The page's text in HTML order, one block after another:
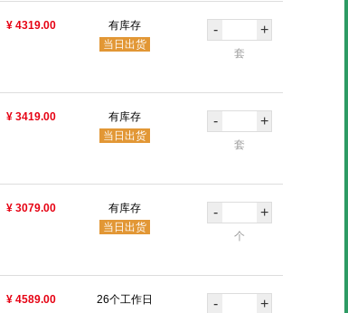
¥ 4319.00
有库存
当日出货
- +
套
¥ 3419.00
有库存
当日出货
- +
套
¥ 3079.00
有库存
当日出货
- +
个
¥ 4589.00 26个工作日 - +